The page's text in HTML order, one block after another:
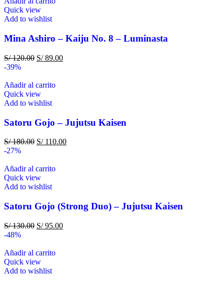
Quick view
Add to wishlist
Mina Ashiro – Kaiju No. 8 – Luminasta
S/120.00 S/89.00
-39%
Añadir al carrito
Quick view
Add to wishlist
Satoru Gojo – Jujutsu Kaisen
S/180.00 S/110.00
-27%
Añadir al carrito
Quick view
Add to wishlist
Satoru Gojo (Strong Duo) – Jujutsu Kaisen
S/130.00 S/95.00
-48%
Añadir al carrito
Quick view
Add to wishlist